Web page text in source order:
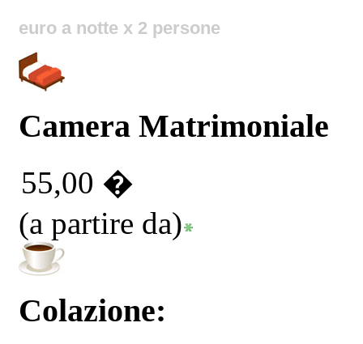
euro a notte x 2 persone
Camera Matrimoniale
55,00 �
(a partire da)
Colazione: